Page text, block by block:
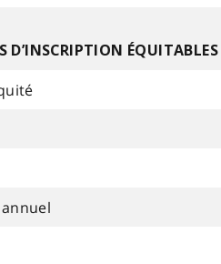
D’INSCRIPTION ÉQUITABLES